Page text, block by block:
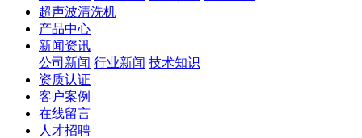
超声波清洗机
产品中心
新闻资讯
公司新闻 行业新闻 技术知识
资质认证
客户案例
在线留言
人才招聘